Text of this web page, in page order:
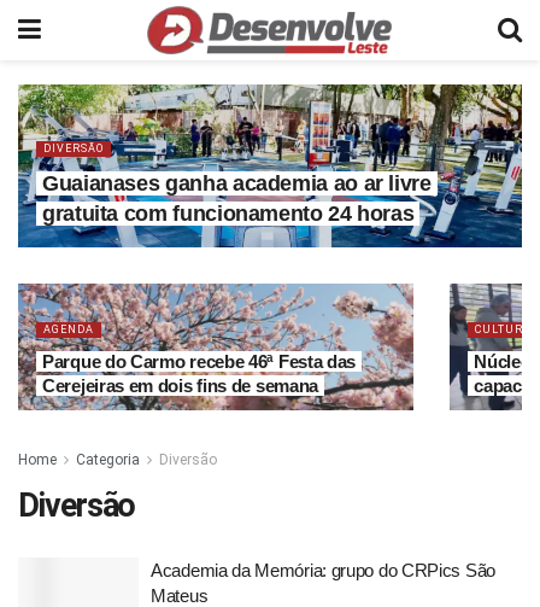
DIVERSÃO
Guaianases ganha academia ao ar livre
gratuita com funcionamento 24 horas
AGENDA
Parque do Carmo recebe 46ª Festa das
Cerejeiras em dois fins de semana
CULTURA
Núcleo
Home Categoria Diversão
Diversão
Academia da Memória: grupo do CRPics São
Mateus